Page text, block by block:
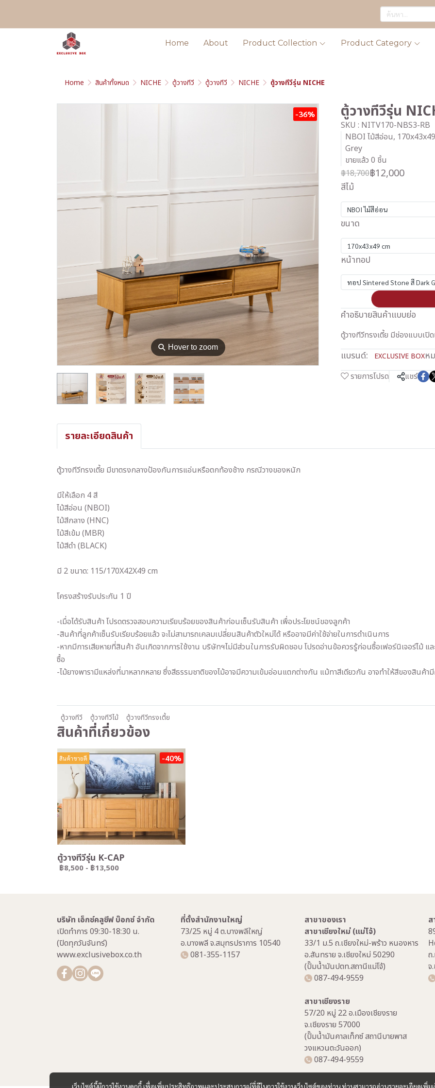
Home About Product Collection Product Category
Home สินค้าทั้งหมด NICHE ตู้วางทีวี ตู้วางทีวี NICHE ตู้วางทีวีรุ่น NICHE
⚲ Hover to zoom
-36% ตู้วางทีวีรุ่น
SKU : NITV170-NBS3-RB
NBOI ไม้สีอ่อน,
Grey
ขายแล้ว 0 ชิ้น
฿18,700฿12,000
สีไม้
NBOI ไม้สีอ่อน
ขนาด
170x43x49 cm
หน้าทอป
ทอป Sintered Stone สี Dark
คำอธิบายสินค้าแบบย่อ
ตู้วางทีวีทรงเตี้ย มีช่องแบบเ
แบรนด์: EXCLUSIVE BOXห
รายการโปรด แชร์
รายละเอียดสินค้า
ตู้วางทีวีทรงเตี้ย มีขาตรงกลางป้องกันการแอ่นหรือตกท้องช้าง กรณีวางของหนัก
มีให้เลือก 4 สี
ไม้สีอ่อน (NBOI)
ไม้สีกลาง (HNC)
ไม้สีเข้ม (MBR)
ไม้สีดำ (BLACK)
มี 2 ขนาด: 115/170X42X49 cm
โครงสร้างรับประกัน 1 ปี
-เมื่อได้รับสินค้า โปรดตรวจสอบความเรียบร้อยของสินค้าก่อนเซ็นรับสินค้า เพื่อประโยชน์ของลูกค้า
-สินค้าที่ลูกค้าเซ็นรับเรียบร้อยแล้ว จะไม่สามารถเคลมเปลี่ยนสินค้าตัวใหม่ได้ หรืออาจมีค่าใช้จ่ายในการดำเนินการ
-หากมีการเสียหายที่สินค้า อันเกิดจากการใช้งาน บริษัทฯไม่มีส่วนในการรับผิดชอบ โปรดอ่านข้อควรรู้ก่อนซื้อเฟอร์นิเจอร์ไม้ แ
ซื้อ
-ไม้ยางพารามีแหล่งที่มาหลากหลาย ซึ่งสีธรรมชาติของไม้อาจมีความเข้มอ่อนแตกต่างกัน แม้ทาสีเดียวกัน อาจทำให้สีของสินค้า
ตู้วางทีวี ตู้วางทีวีไม้ ตู้วางทีวีทรงเตี้ย
สินค้าที่เกี่ยวข้อง
สินค้าขายดี -40%
ตู้วางทีวีรุ่น K-CAP
฿8,500 - ฿13,500
เว็บไซต์นี้มีการใช้งานคุกกี้ เพื่อเพิ่มประสิทธิภาพและประสบการณ์ที่ดีในการใช้งานเว็บไซต์ของท่าน ท่านสามารถอ่านรายละเอียดเพิ่ม
บริษัท เอ็กซ์คลูซีฟ บ๊อกซ์ จำกัด
เปิดทำการ 09:30-18:30 น.
(ปิดทุกวันจันทร์)
www.exclusivebox.co.th
ที่ตั้งสำนักงานใหญ่
73/25 หมู่ 4 ต.บางพลีใหญ่
อ.บางพลี จ.สมุทรปราการ 10540
081-355-1157
สาขาของเรา
สาขาเชียงใหม่ (แม่โจ้)
33/1 ม.5 ถ.เชียงใหม่-พร้าว หนองหาร
อ.สันทราย จ.เชียงใหม่ 50290
(ปั๊มน้ำมันปตท.สถานีแม่โจ้)
087-494-9559
สาขาเชียงราย
57/20 หมู่ 22 อ.เมืองเชียงราย
จ.เชียงราย 57000
(ปั๊มน้ำมันคาลเท็กซ์ สถานีบายพาส
วงแหวนตะวันออก)
087-494-9559
ถ
จ